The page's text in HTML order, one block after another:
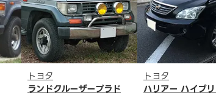
トヨタ
ランドクルーザープラド
トヨタ
ハリアー ハイブ